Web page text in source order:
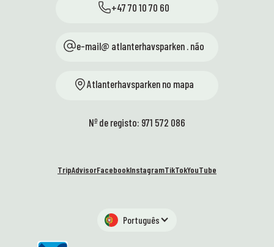
+47 70 10 70 60
e-mail@ atlanterhavsparken . não
Atlanterhavsparken no mapa
Nº de registo: 971 572 086
TripAdvisorFacebookInstagramTikTokYouTube
Português